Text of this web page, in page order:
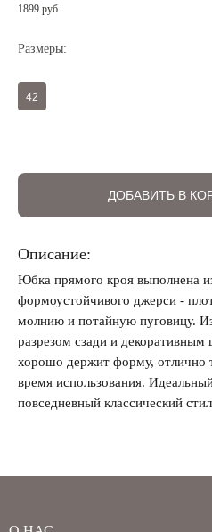
Забыли
1899 руб.
Размеры:
42
ДОБАВИТЬ В
Описание:
Юбка прямого кроя выполнена
формоустойчивого джерси -
молнию и потайную пуговицу.
разрезом сзади и
хорошо держит форму, отлично
время использования.
повседневный классический